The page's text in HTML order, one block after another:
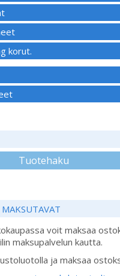
korut.
Tuotehaku
voit maksaa
maksupalvelun kautta.
ja maksaa